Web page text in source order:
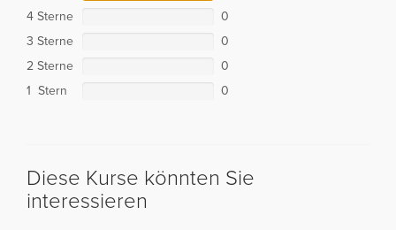
4 Sterne
0
3 Sterne
0
2 Sterne
0
1 Stern
0
Diese Kurse könnten Sie
interessieren